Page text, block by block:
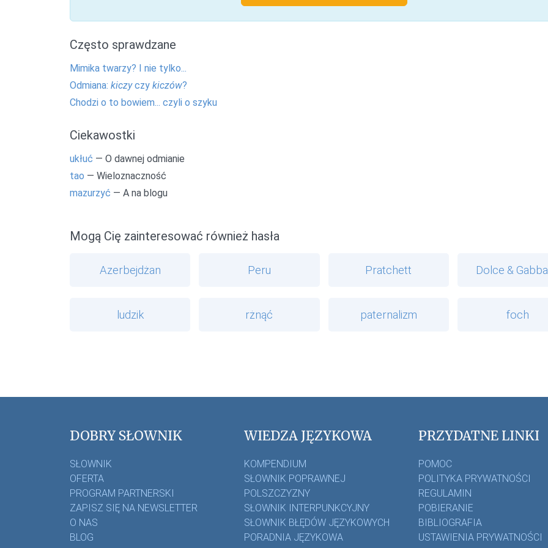
Często sprawdzane
Mimika twarzy? I nie tylko...
Odmiana: kiczyczy kiczów?
Chodzi o to bowiem... czyli o szyku
Ciekawostki
ukłuć — O dawnej odmianie
tao — Wieloznaczność
mazurzyć — A na blogu
Mogą Cię zainteresować również hasła
Azerbejdżan Peru Pratchett Dolce &
ludzik rżnąć paternalizm foch
DOBRY SŁOWNIK
SŁOWNIK
OFERTA
PROGRAM PARTNERSKI
ZAPISZ SIĘ NA NEWSLETTER
O NAS
BLOG
WIEDZA JĘZYKOWA
KOMPENDIUM
SŁOWNIK POPRAWNEJ
POLSZCZYZNY
SŁOWNIK INTERPUNKCYJNY
SŁOWNIK BŁĘDÓW JĘZYKOWYCH
PORADNIA JĘZYKOWA
PRZYDATNE LINKI
POMOC
POLITYKA PRYWATNOŚCI
REGULAMIN
POBIERANIE
BIBLIOGRAFIA
USTAWIENIA PRYWATNOŚCI